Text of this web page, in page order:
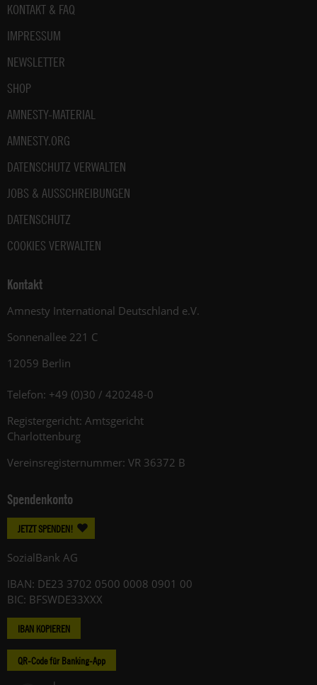
Fußbereich
KONTAKT & FAQ
IMPRESSUM
NEWSLETTER
SHOP
AMNESTY-MATERIAL
AMNESTY.ORG
DATENSCHUTZ VERWALTEN
JOBS & AUSSCHREIBUNGEN
DATENSCHUTZ
COOKIES VERWALTEN
Kontakt
Amnesty International Deutschland e.V.
Sonnenallee 221 C
12059 Berlin
Telefon: +49 (0)30 / 420248-0
Registergericht: Amtsgericht
Charlottenburg
Vereinsregisternummer: VR 36372 B
Spendenkonto
JETZT SPENDEN!
SozialBank AG
IBAN: DE23 3702 0500 0008 0901 00
BIC: BFSWDE33XXX
IBAN KOPIEREN
QR-Code für Banking-App